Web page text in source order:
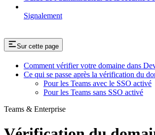
Signalement
Sur cette page
Comment vérifier votre domaine dans
Ce qui se passe après la vérification du
Pour les Teams avec le SSO activé
Pour les Teams sans SSO activé
Teams & Enterprise